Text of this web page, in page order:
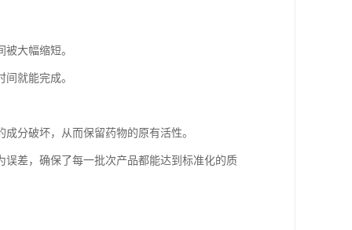
大幅缩短。
就能完成。
分破坏，从而保留药物的原有活性。
差，确保了每一批次产品都能达到标准化的质